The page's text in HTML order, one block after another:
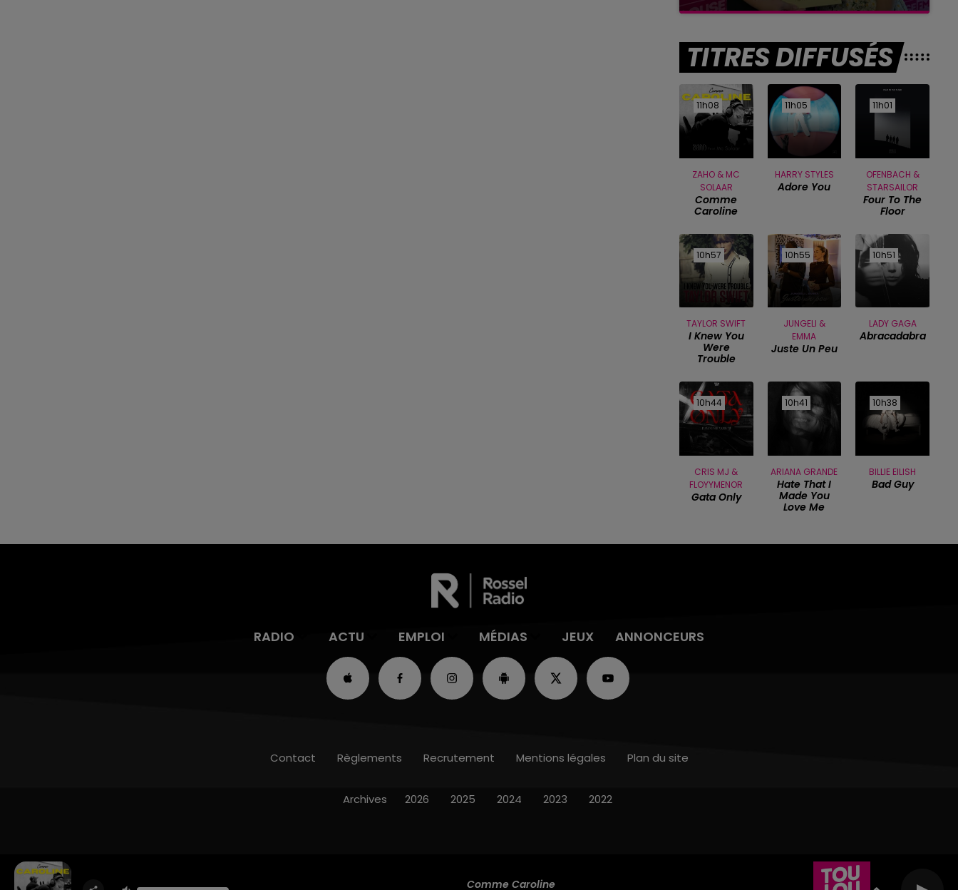
TITRES DIFFUSÉS
11h08
11h08
ZAHO & MC
SOLAAR
Comme
Caroline
11h05
11h05
HARRY STYLES
Adore You
11h01
11h01
OFENBACH &
STARSAILOR
Four To The
Floor
10h57
10h57
TAYLOR SWIFT
I Knew You
Were
Trouble
10h55
10h55
JUNGELI &
EMMA
Juste Un Peu
10h51
10h51
LADY GAGA
Abracadabra
10h44
10h44
CRIS MJ &
FLOYYMENOR
Gata Only
10h41
10h41
ARIANA GRANDE
Hate That I
Made You
Love Me
10h38
10h38
BILLIE EILISH
Bad Guy
RADIO ACTU EMPLOI MÉDIAS JEUX ANNONCEURS
Comme Caroline
Contact Règlements Recrutement Mentions légales Plan du site
Archives 2026 2025 2024 2023 2022